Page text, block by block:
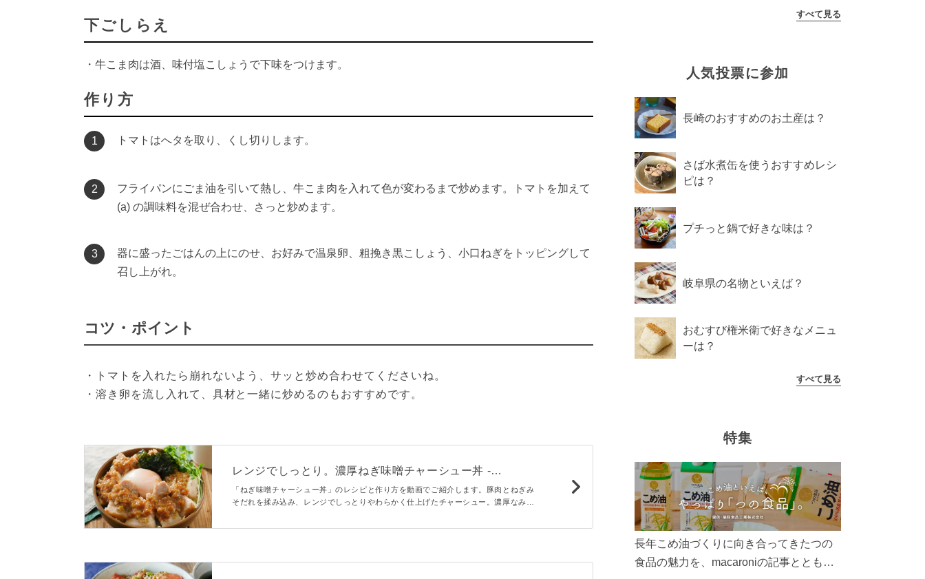
下ごしらえ
・牛こま肉は酒、味付塩こしょうで下味をつけます。
作り方
1 トマトはへタを取り、くし切りします。
2
フライパンにごま油を引いて熱し、牛こま肉を入れて色が変わるまで炒めます。トマトを加えて
(a) の調味料を混ぜ合わせ、さっと炒めます。
3
器に盛ったごはんの上にのせ、お好みで温泉卵、粗挽き黒こしょう、小口ねぎをトッピングして
召し上がれ。
コツ・ポイント
・トマトを入れたら崩れないよう、サッと炒め合わせてくださいね。
・溶き卵を流し入れて、具材と一緒に炒めるのもおすすめです。
レンジでしっとり。濃厚ねぎ味噌チャーシュー丼 -
macaroni
「ねぎ味噌チャーシュー丼」のレシピと作り方を動画でご紹介します。豚肉とねぎみ
そだれを揉み込み、レンジでしっとりやわらかく仕上げたチャーシュー。濃厚なみそ
すべて見る
人気投票に参加
長崎のおすすめのお土産は？
さば水煮缶を使うおすすめレシ
ピは？
プチっと鍋で好きな味は？
岐阜県の名物といえば？
おむすび権米衛で好きなメニュ
ーは？
すべて見る
特集
長年こめ油づくりに向き合ってきたつの
食品の魅力を、macaroniの記事とともに